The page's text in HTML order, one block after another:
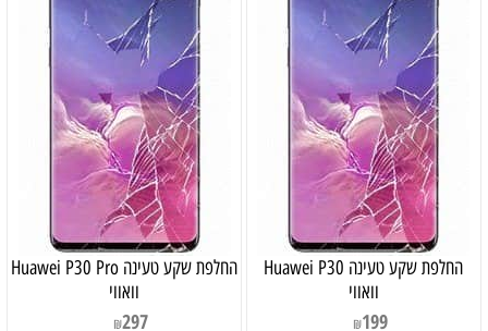
‏החלפת שקע טעינה Huawei P30
וואווי
₪199
‏החלפת שקע טעינה Huawei P30 Pro
וואווי
₪297